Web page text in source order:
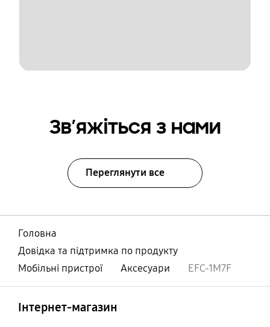
Зв’яжіться з нами
Переглянути все
Головна
Довідка та підтримка по продукту
Мобільні пристрої
Аксесуари EFC-1M7F
Інтернет-магазин